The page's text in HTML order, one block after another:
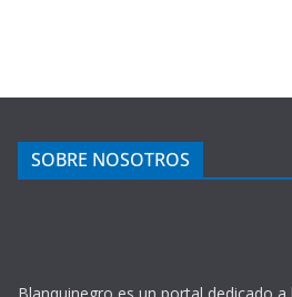
SOBRE NOSOTROS